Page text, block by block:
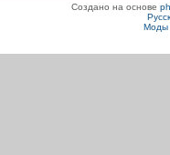
Создано на основе
Моды